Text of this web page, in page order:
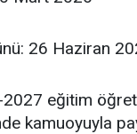
26 Haziran
eğitim
kamuoyuyla